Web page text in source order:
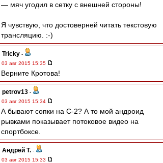
— мяч угодил в сетку с внешней стороны!
Я чувствую, что достоверней читать текстовую
трансляцию. :-)
Tricky -
03 авг 2015 15:35
Верните Кротова!
petrov13 -
03 авг 2015 15:34
А бывают сопки на С-2? А то мой андроид
рывками показывает потоковое видео на
спортбоксе.
Андрей Т. -
03 авг 2015 15:33